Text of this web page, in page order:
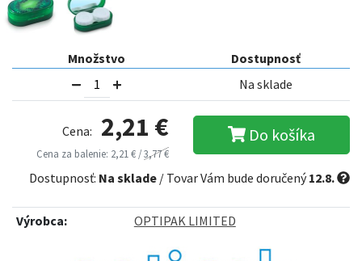
Množstvo
Dostupnosť
Na sklade
Cena: 2,21 €
Cena za balenie: 2,21 € /3,77 €
Do košíka
Dostupnosť: Na sklade / Tovar Vám bude doručený12.8.
Výrobca: OPTIPAK LIMITED